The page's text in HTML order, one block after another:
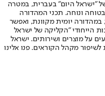
"ישראל היום" בעברית, במטרה
ונוחה. תכני המהדורה
יומית מקוונת, ואפשר
הייחודי "הקליקה של ישראל
על מוצרים ושירותים. ישראל
מקהל הקוראים. פנו אלינו